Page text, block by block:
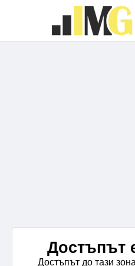
Достъпът
Достъпът до тази